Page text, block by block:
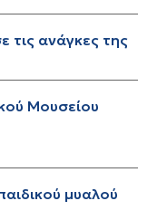
τις ανάγκες της
Μουσείου
μυαλού